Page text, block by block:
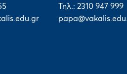
Τηλ.: 2310 947 999